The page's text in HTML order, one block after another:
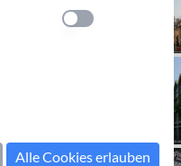
Einstellung
Alle Cookies erlauben